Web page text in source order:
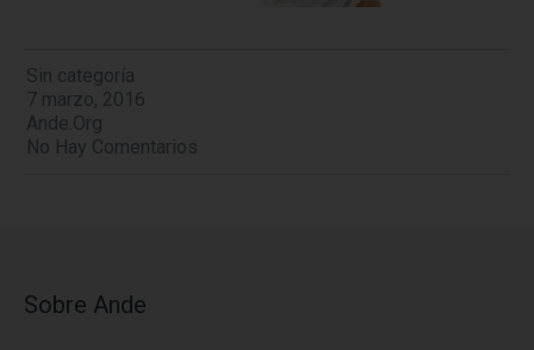
Sin categoría
7 marzo, 2016
Ande.org
No Hay Comentarios
Sobre Ande